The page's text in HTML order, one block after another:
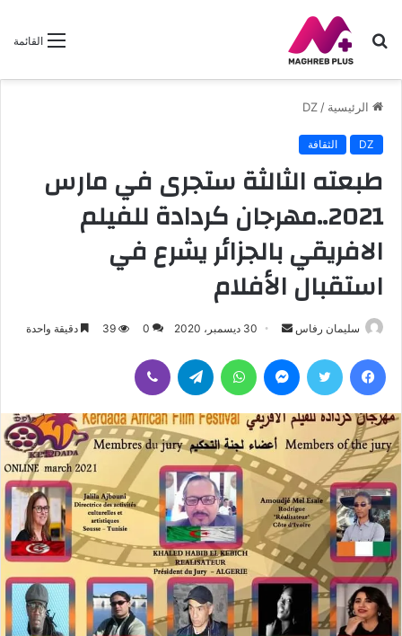
القائمة
بحث
عن
الرئيسية /
DZ
DZ الثقافة
طبعته الثالثة ستجرى في مارس
2021..مهرجان كردادة للفيلم
الافريقي بالجزائر يشرع في
استقبال الأفلام
سليمان رفاس
س
ل
ب
ر
د
ا
إ
ل
ك
ت
ر
30 ديسمبر، 2020 0
39 دقيقة واحدة